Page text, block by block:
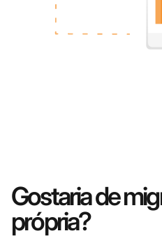
Gostaria de
própria?